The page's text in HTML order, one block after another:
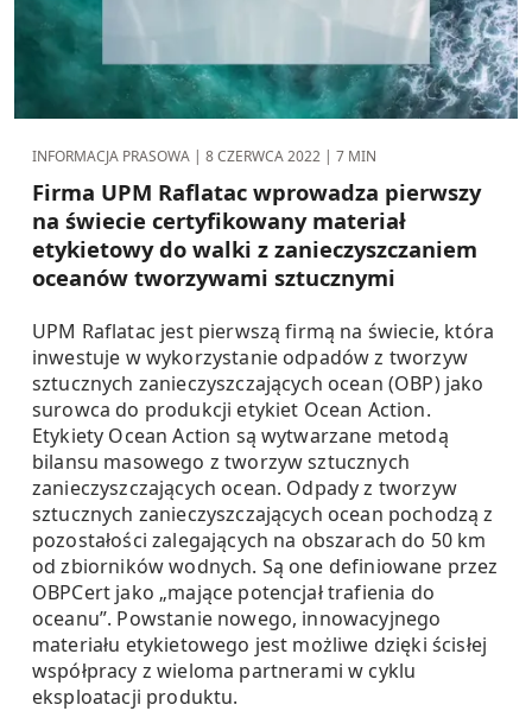
INFORMACJA PRASOWA | 8 CZERWCA 2022 | 7 MIN
Firma UPM Raflatac wprowadza pierwszy
na świecie certyfikowany materiał
etykietowy do walki z zanieczyszczaniem
oceanów tworzywami sztucznymi
UPM Raflatac jest pierwszą firmą na świecie, która
inwestuje w wykorzystanie odpadów z tworzyw
sztucznych zanieczyszczających ocean (OBP) jako
surowca do produkcji etykiet Ocean Action.
Etykiety Ocean Action są wytwarzane metodą
bilansu masowego z tworzyw sztucznych
zanieczyszczających ocean. Odpady z tworzyw
sztucznych zanieczyszczających ocean pochodzą z
pozostałości zalegających na obszarach do 50 km
od zbiorników wodnych. Są one definiowane przez
OBPCert jako „mające potencjał trafienia do
oceanu”. Powstanie nowego, innowacyjnego
materiału etykietowego jest możliwe dzięki ścisłej
współpracy z wieloma partnerami w cyklu
eksploatacji produktu.